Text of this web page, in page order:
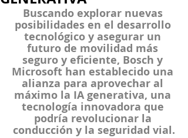
Buscando explorar nuevas
posibilidades en el desarrollo
tecnológico y asegurar un
futuro de movilidad más
seguro y eficiente, Bosch y
Microsoft han establecido una
alianza para aprovechar al
máximo la IA generativa, una
tecnología innovadora que
podría revolucionar la
conducción y la seguridad vial.